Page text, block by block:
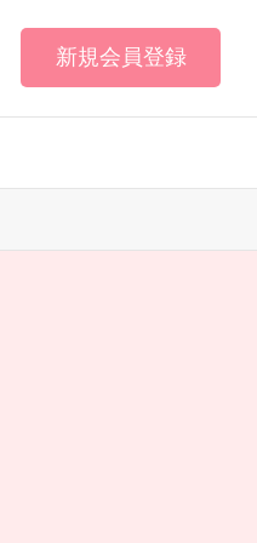
新規会員登録